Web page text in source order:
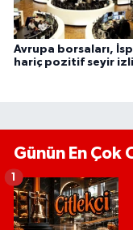
Avrupa borsaları,
hariç pozitif seyir
Günün En Çok
1